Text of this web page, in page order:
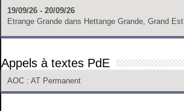
19/09/26 - 20/09/26
Etrange Grande dans Hettange Grande, Grand Est
Appels à textes PdE
AOC : AT Permanent